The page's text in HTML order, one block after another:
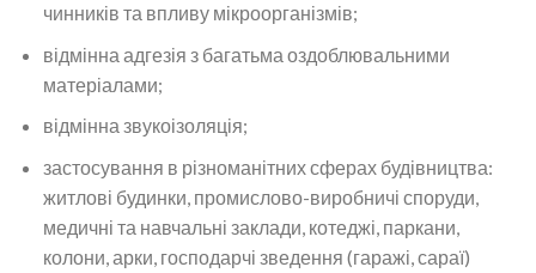
чинників та впливу мікроорганізмів;
відмінна адгезія з багатьма оздоблювальними
матеріалами;
відмінна звукоізоляція;
застосування в різноманітних сферах будівництва:
житлові будинки, промислово-виробничі споруди,
медичні та навчальні заклади, котеджі, паркани,
колони, арки, господарчі зведення (гаражі, сараї)